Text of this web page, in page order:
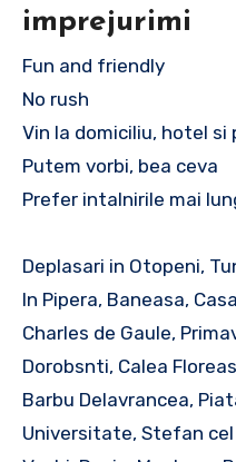
imprejurimi
Fun and friendly
No rush
Vin la domiciliu, hotel si
Putem vorbi, bea ceva
Prefer intalnirile mai
Deplasari in Otopeni,
In Pipera, Baneasa,
Charles de Gaule,
Dorobsnti, Calea
Barbu Delavrancea,
Universitate, Stefan